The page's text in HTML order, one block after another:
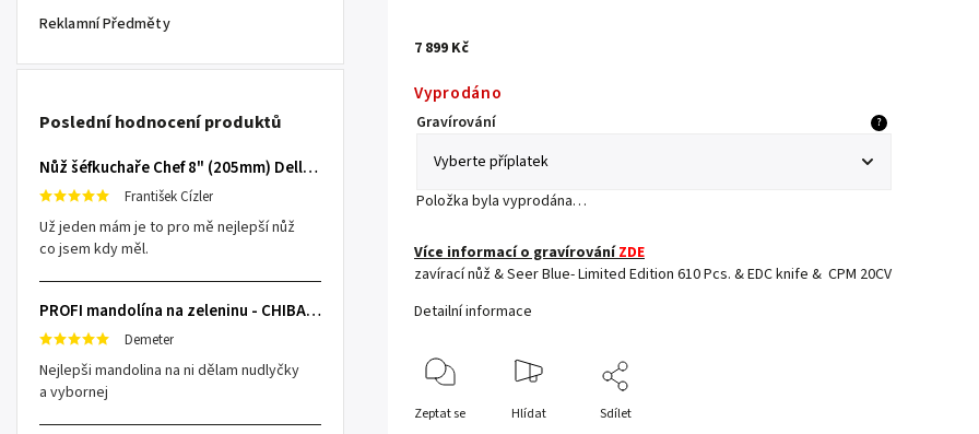
Reklamní Předměty
Poslední hodnocení produktů
Nůž šéfkuchaře Chef 8" (205mm) Dellinger TOIVO - Professional Damascus
František Cízler
Už jeden mám je to pro mě nejlepší nůž
co jsem kdy měl.
PROFI mandolína na zeleninu - CHIBA Japan, sengiri slicekun
Demeter
Nejlepši mandolina na ni dělam nudlyčky
a vybornej
7 899 Kč
Vyprodáno
Gravírování ?
Položka byla vyprodána…
Více informací o gravírováníZDE
zavírací nůž & Seer Blue- Limited Edition 610 Pcs. & EDC knife & CPM 20CV
Detailní informace
Zeptat se Hlídat Sdílet